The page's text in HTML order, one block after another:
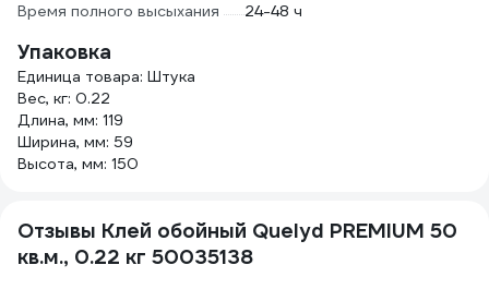
Время полного высыхания
24-48 ч
Упаковка
Единица товара: Штука
Вес, кг: 0.22
Длина, мм: 119
Ширина, мм: 59
Высота, мм: 150
Отзывы Клей обойный Quelyd PREMIUM 50
кв.м., 0.22 кг 50035138